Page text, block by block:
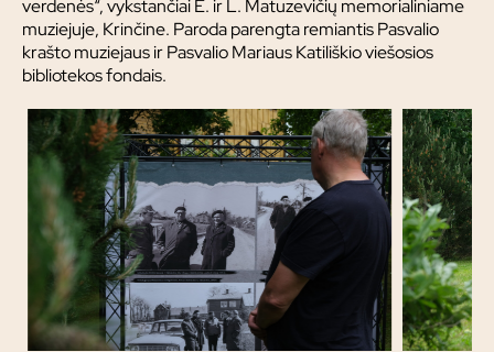
verdenės“, vykstančiai E. ir L. Matuzevičių memorialiniame
muziejuje, Krinčine. Paroda parengta remiantis Pasvalio
krašto muziejaus ir Pasvalio Mariaus Katiliškio viešosios
bibliotekos fondais.